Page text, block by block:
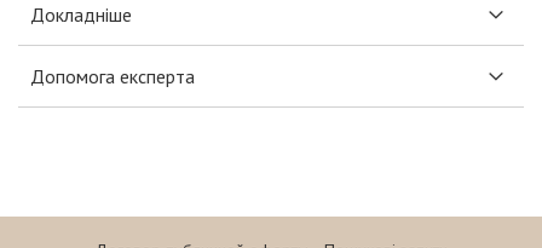
Докладніше
Допомога експерта